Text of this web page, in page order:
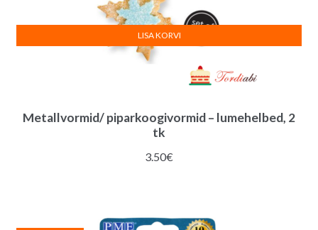
Metallvormid/ piparkoogivormid – lumehelbed, 2
tk
3.50€
LISA KORVI